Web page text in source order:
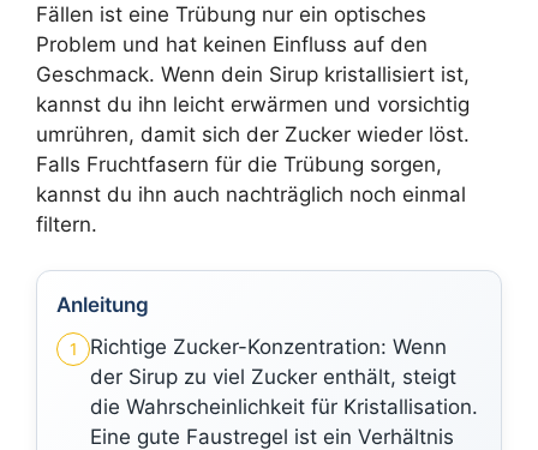
Fällen ist eine Trübung nur ein optisches
Problem und hat keinen Einfluss auf den
Geschmack. Wenn dein Sirup kristallisiert ist,
kannst du ihn leicht erwärmen und vorsichtig
umrühren, damit sich der Zucker wieder löst.
Falls Fruchtfasern für die Trübung sorgen,
kannst du ihn auch nachträglich noch einmal
filtern.
Anleitung
1
Richtige Zucker-Konzentration: Wenn
der Sirup zu viel Zucker enthält, steigt
die Wahrscheinlichkeit für Kristallisation.
Eine gute Faustregel ist ein Verhältnis